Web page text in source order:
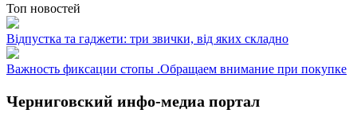
Топ новостей
Відпустка та гаджети: три звички, від яких складно
Важность фиксации стопы .Обращаем внимание при покупке
Черниговский инфо-медиа портал